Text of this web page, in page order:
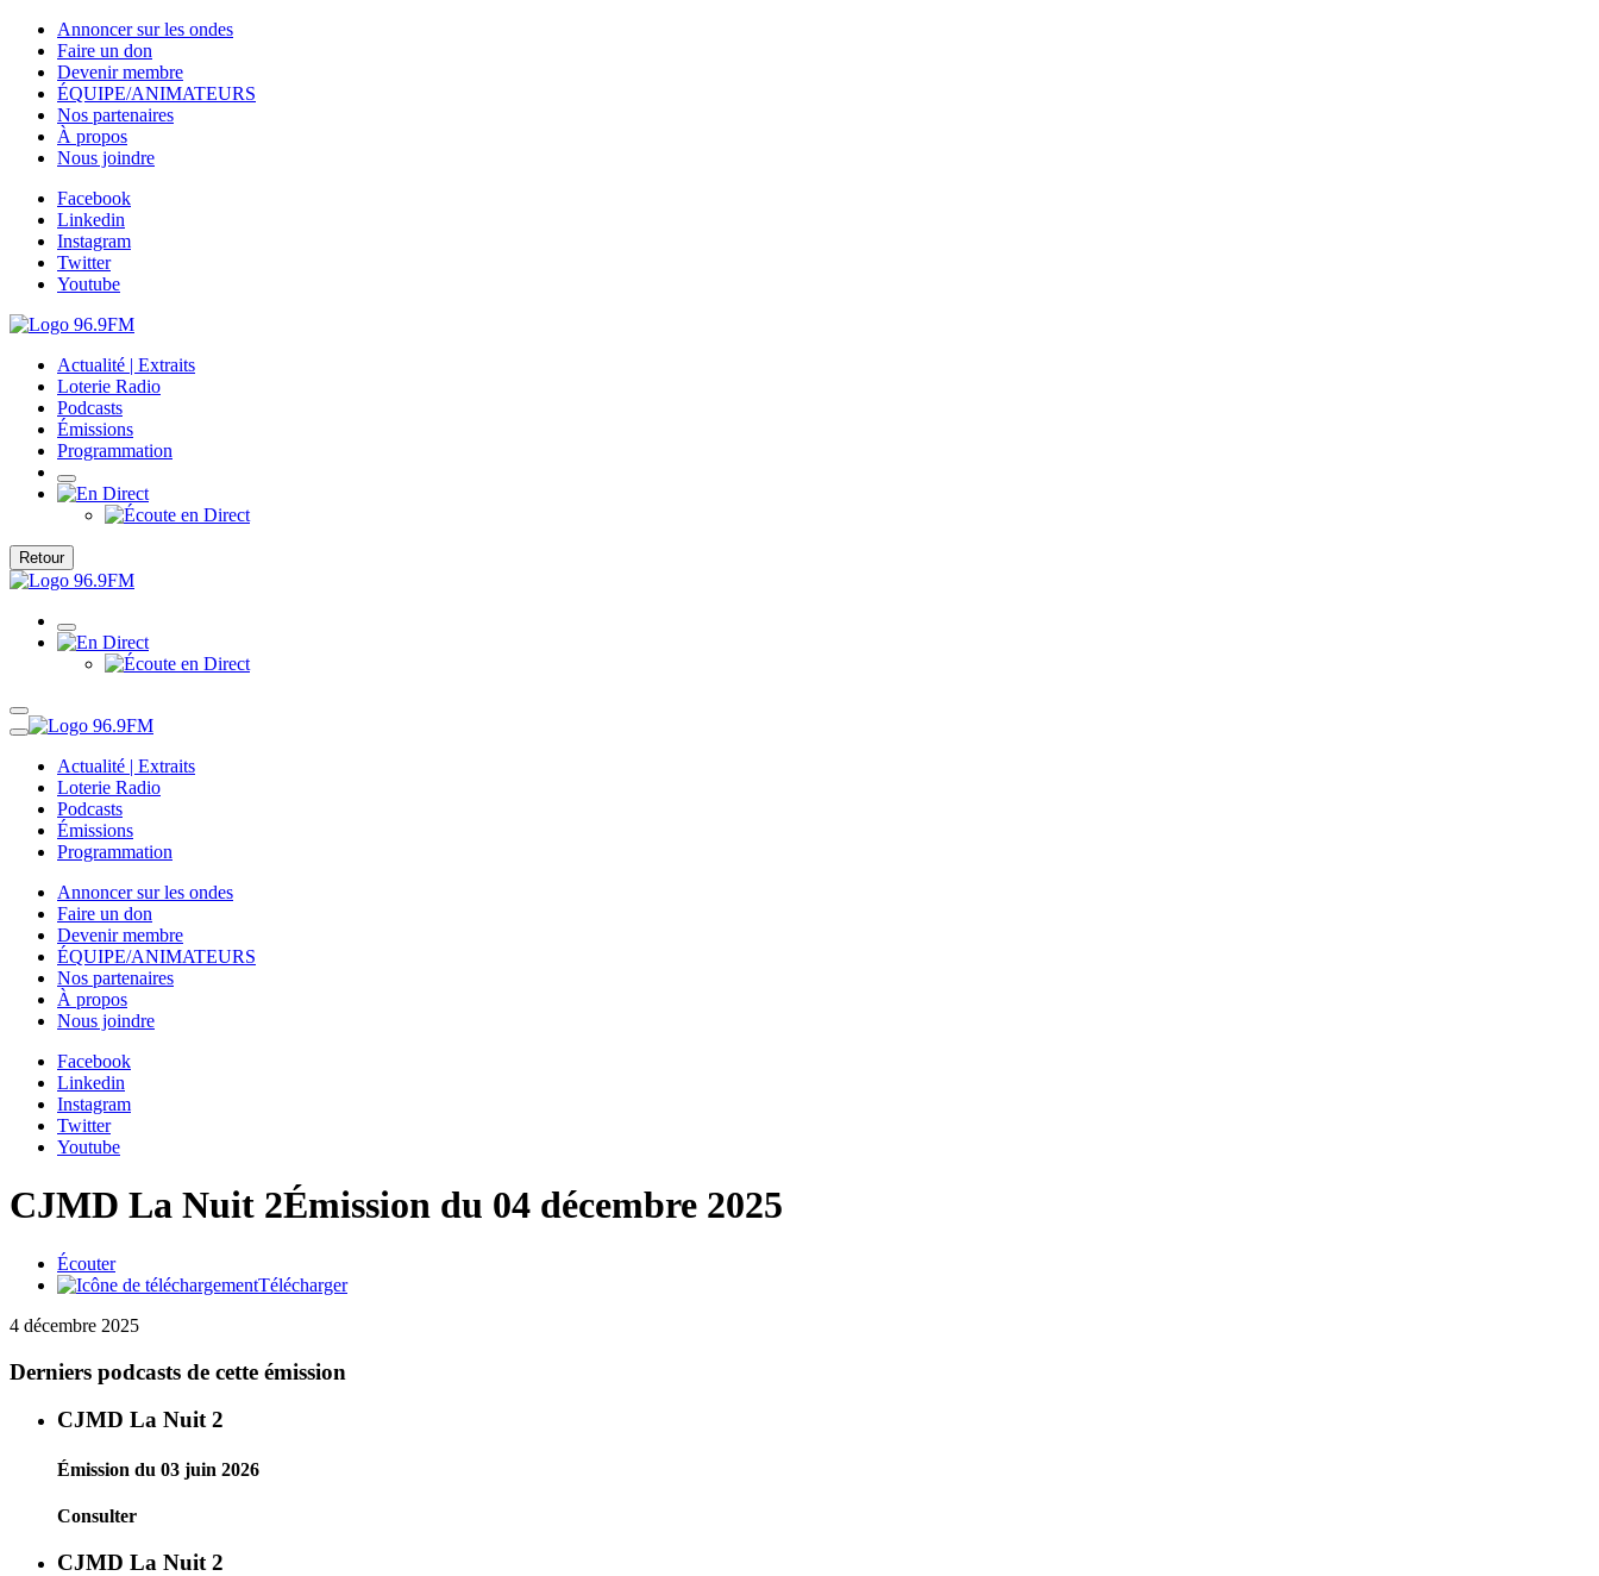
Annoncer sur les ondes
Faire un don
Devenir membre
ÉQUIPE/ANIMATEURS
Nos partenaires
À propos
Nous joindre
Facebook
Linkedin
Instagram
Twitter
Youtube
Actualité | Extraits
Loterie Radio
Podcasts
Émissions
Programmation
Retour
Actualité | Extraits
Loterie Radio
Podcasts
Émissions
Programmation
Annoncer sur les ondes
Faire un don
Devenir membre
ÉQUIPE/ANIMATEURS
Nos partenaires
À propos
Nous joindre
Facebook
Linkedin
Instagram
Twitter
Youtube
CJMD La Nuit 2Émission du 04 décembre 2025
Écouter
Télécharger
4 décembre 2025
Derniers podcasts de cette émission
CJMD La Nuit 2
Émission du 03 juin 2026
Consulter
CJMD La Nuit 2